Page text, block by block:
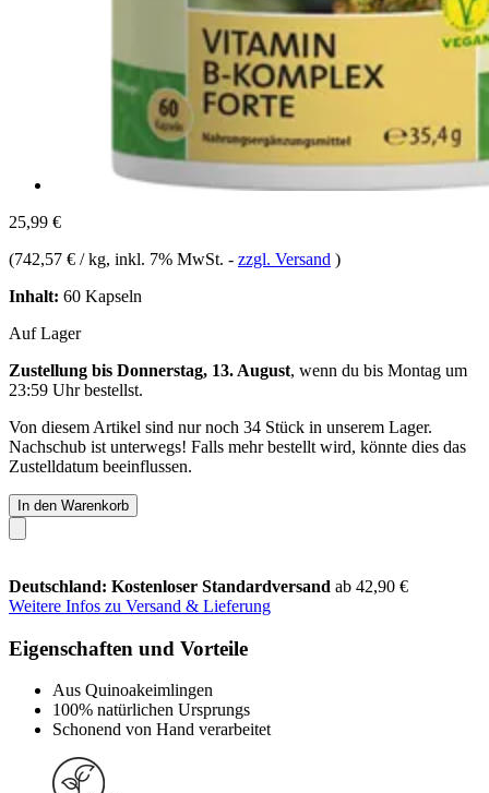
25,99 €
(742,57 € / kg, inkl. 7% MwSt. - zzgl. Versand )
Inhalt: 60 Kapseln
Auf Lager
Zustellung bis Donnerstag, 13. August, wenn du bis Montag um
23:59 Uhrbestellst.
Von diesem Artikel sind nur noch 34 Stück in unserem Lager.
Nachschub ist unterwegs! Falls mehr bestellt wird, könnte dies das
Zustelldatum beeinflussen.
In den Warenkorb
Deutschland: Kostenloser Standardversand ab 42,90 €
Weitere Infos zu Versand & Lieferung
Eigenschaften und Vorteile
Aus Quinoakeimlingen
100% natürlichen Ursprungs
Schonend von Hand verarbeitet